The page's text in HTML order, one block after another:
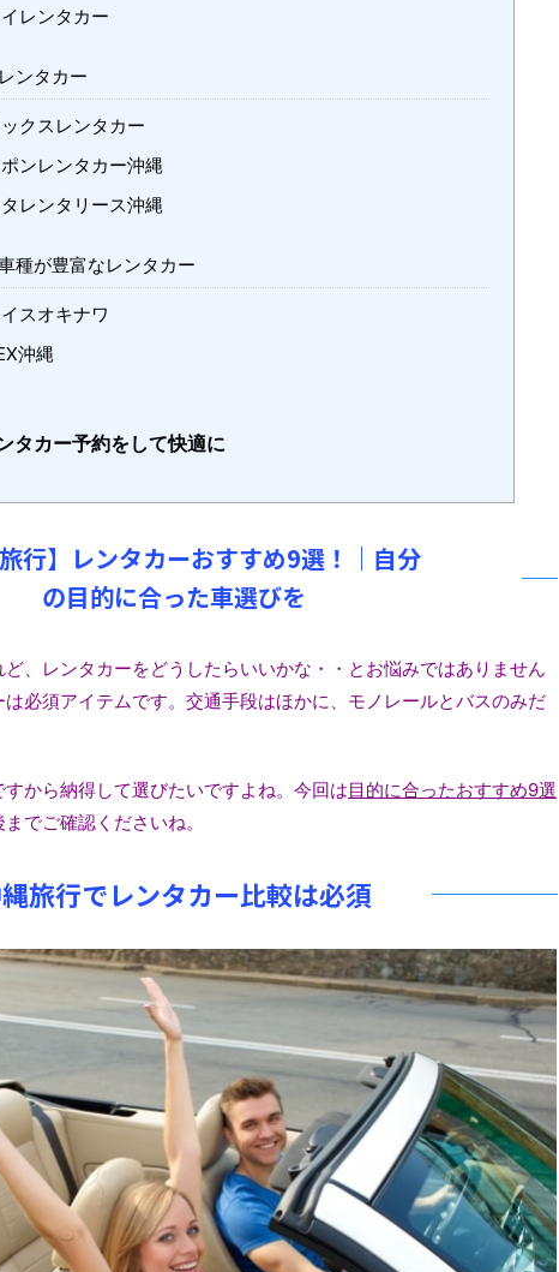
レンタカー
ンタカー
クスレンタカー
ンレンタカー沖縄
タレンタリース沖縄
種が豊富なレンタカー
スオキナワ
沖縄
タカー予約をして快適に
旅行】レンタカーおすすめ9選！｜自分
の目的に合った車選びを
、レンタカーをどうしたらいいかな・
・とお悩みではありません
必須アイテムです。交通手段はほかに、モ ノレールとバスのみだ
から納得して選びたいですよね。 今回は目的に合ったおすすめ9選
でご確認くださいね。
旅行でレンタカー比較は必須